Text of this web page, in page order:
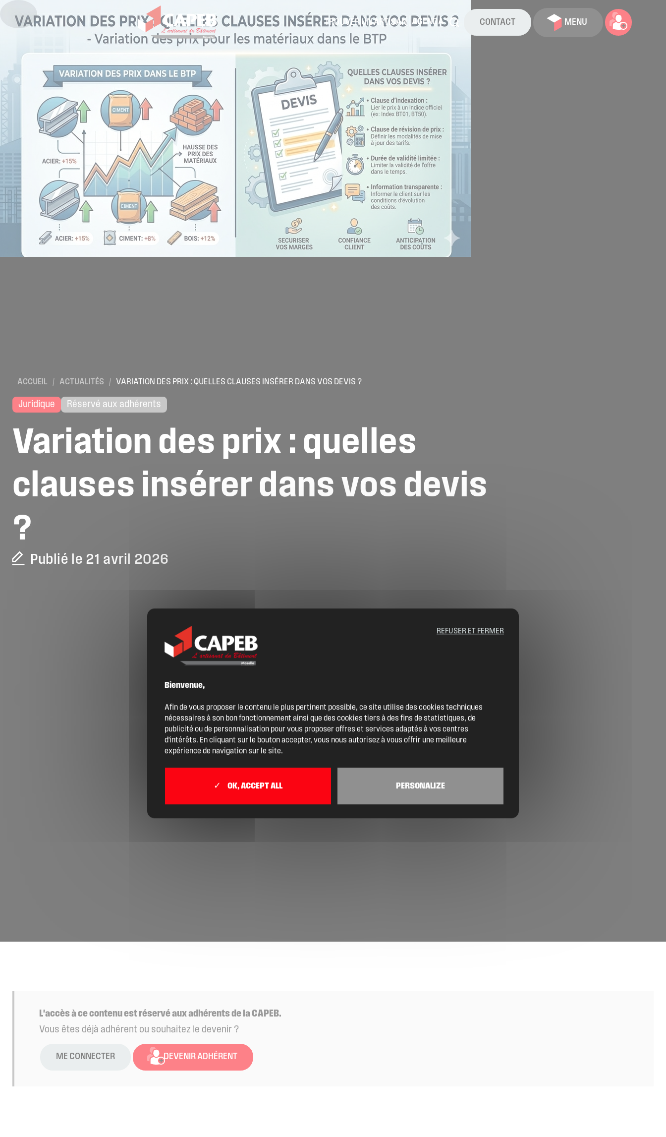
TROUVER UN ARTISAN AGENDA CONTACT MENU
Nos services
Actualités
Boîte à outils
Boutique
Location de salles
Trouver un artisan
Devenir adhérent
Espace adhérent
Billetterie
ACCUEIL / ACTUALITÉS / VARIATION DES PRIX : QUELLES CLAUSES INSÉRER DANS VOS DEVIS ?
Juridique Réservé aux adhérents
Variation des prix : quelles
clauses insérer dans vos devis
?
Publié le 21 avril 2026
L'accès à ce contenu est réservé aux adhérents de la CAPEB.
Vous êtes déjà adhérent ou souhaitez le devenir ?
ME CONNECTER DEVENIR ADHÉRENT
Bienvenue,
Afin de vous proposer le contenu le plus pertinent possible, ce site utilise des cookies techniques
nécessaires à son bon fonctionnement ainsi que des cookies tiers à des fins de statistiques, de
publicité ou de personnalisation pour vous proposer offres et services adaptés à vos centres
d'intérêts. En cliquant sur le bouton accepter, vous nous autorisez à vous offrir une meilleure
expérience de navigation sur le site.
OK, ACCEPT ALL
REFUSER ET FERMER
PERSONALIZE